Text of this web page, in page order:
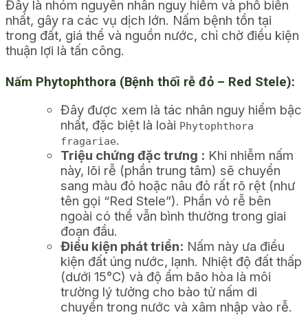
Đây là nhóm nguyên nhân nguy hiểm và phổ biến
nhất, gây ra các vụ dịch lớn. Nấm bệnh tồn tại
trong đất, giá thể và nguồn nước, chỉ chờ điều kiện
thuận lợi là tấn công.
Nấm Phytophthora (Bệnh thối rễ đỏ – Red Stele):
Đây được xem là tác nhân nguy hiểm bậc
nhất, đặc biệt là loài Phytophthora
fragariae.
Triệu chứng đặc trưng : Khi nhiễm nấm
này, lõi rễ (phần trung tâm) sẽ chuyển
sang màu đỏ hoặc nâu đỏ rất rõ rệt (như
tên gọi “Red Stele”). Phần vỏ rễ bên
ngoài có thể vẫn bình thường trong giai
đoạn đầu.
Điều kiện phát triển: Nấm này ưa điều
kiện đất úng nước, lạnh. Nhiệt độ đất thấp
(dưới 15°C) và độ ẩm bão hòa là môi
trường lý tưởng cho bào tử nấm di
chuyển trong nước và xâm nhập vào rễ.